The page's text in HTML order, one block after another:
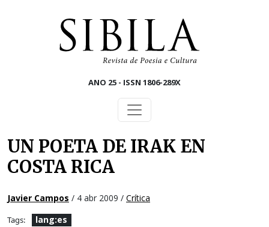
ANO 25 - ISSN 1806-289X
UN POETA DE IRAK EN
COSTA RICA
Javier Campos / 4 abr 2009 / Crítica
Tags: lang:es